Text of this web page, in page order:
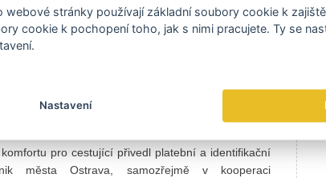
se zvýhodněným jízdným, přestupy, slevy
a při přestupu vám systém sdělí, že platíte
jízdenka. Pokud si dopravce nadefinuje,
kterém momentě ještě zbývá jízdného, pak máte
Novotný.
pro cestující přivedl platební a identifikační
města Ostrava, samozřejmě v kooperaci
webové stránky používají základní soubory cookie k
cookie k pochopení toho, jak s nimi pracujete. Ty se
Nastavení